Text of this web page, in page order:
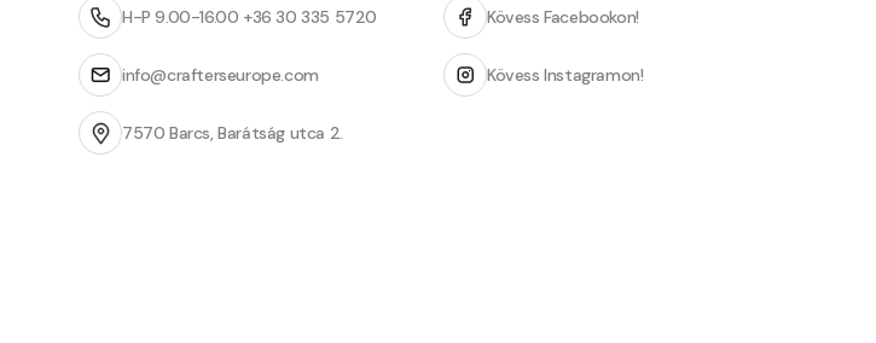
H-P 9.00-16.00 +36 30 335 5720
info@crafterseurope.com
7570 Barcs, Barátság utca 2.
Kövess Facebookon!
Kövess Instagramon!